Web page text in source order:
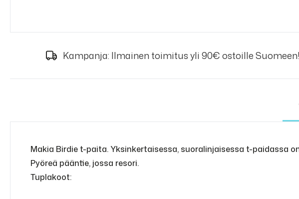
Kampanja: Ilmainen toimitus yli 90€ ostoille Suomeen!
Makia Birdie t-paita. Yksinkertaisessa, suoralinjaisessa t-paidassa
Pyöreä pääntie, jossa resori.
Tuplakoot: